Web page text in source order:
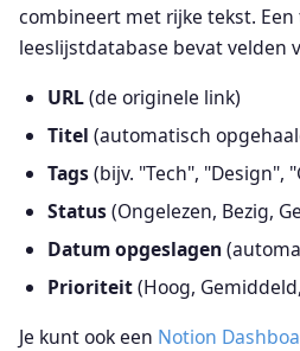
combineert met rijke tekst. Een
leeslijstdatabase bevat velden
URL(de originele link)
Titel (automatisch
Tags(bijv. "Tech", "Design",
Status(Ongelezen, Bezig,
Datum opgeslagen
Prioriteit(Hoog,
Je kunt ook een Notion